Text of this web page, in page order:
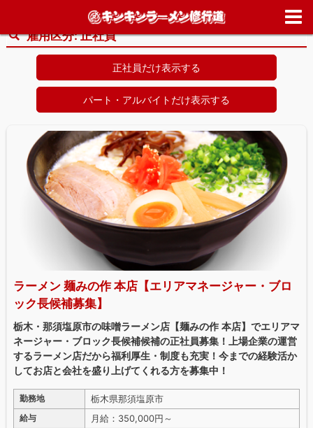
求人情報>正社員
雇用区分:正社員
正社員だけ表示する
パート・アルバイトだけ表示する
ラーメン 麺みの作 本店【エリアマネージャー・ブロ
ック長候補募集】
栃木・那須塩原市の味噌ラーメン店【麺みの作 本店】でエリアマ
ネージャー・ブロック長候補候補の正社員募集！上場企業の運営
するラーメン店だから福利厚生・制度も充実！今までの経験活か
してお店と会社を盛り上げてくれる方を募集中！
勤務地 栃木県那須塩原市
給与 月給：350,000円～